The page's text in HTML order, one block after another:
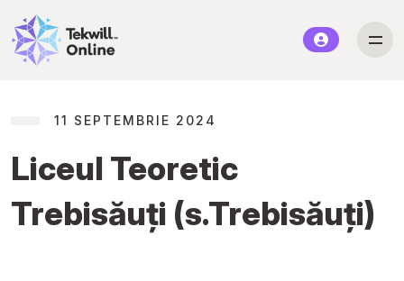
11 SEPTEMBRIE 2024
Liceul Teoretic
Trebisăuți (s.Trebisăuți)